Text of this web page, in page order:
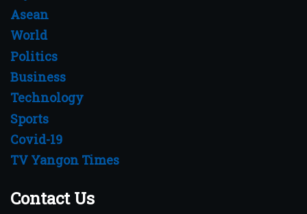
Asean
World
Politics
Business
Technology
Sports
Covid-19
TV Yangon Times
Contact Us